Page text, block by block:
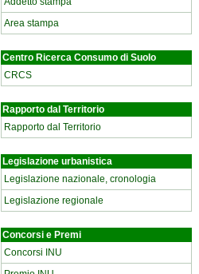
Area stampa
Centro Ricerca Consumo di Suolo
CRCS
Rapporto dal Territorio
Rapporto dal Territorio
Legislazione urbanistica
Legislazione nazionale, cronologia
Legislazione regionale
Concorsi e Premi
Concorsi INU